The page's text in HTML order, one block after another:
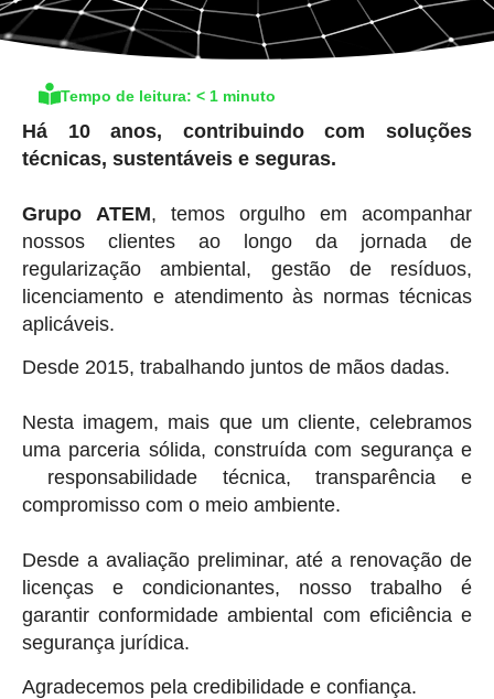
Tempo de leitura: < 1 minuto
Há 10 anos, contribuindo com soluções
técnicas, sustentáveis e seguras.
Grupo
ATEM, temos orgulho em acompanhar
nossos clientes ao longo da jornada de
regularização ambiental, gestão de resíduos,
licenciamento e atendimento às normas técnicas
aplicáveis.
Desde 2015, trabalhando juntos de mãos dadas.
Nesta imagem, mais que um cliente, celebramos
uma parceria sólida, construída com segurança e
responsabilidade técnica, transparência e
compromisso com o meio ambiente.
Desde a avaliação preliminar, até a renovação de
licenças e condicionantes, nosso trabalho é
garantir conformidade ambiental com eficiência e
segurança jurídica.
Agradecemos pela credibilidade e confiança.